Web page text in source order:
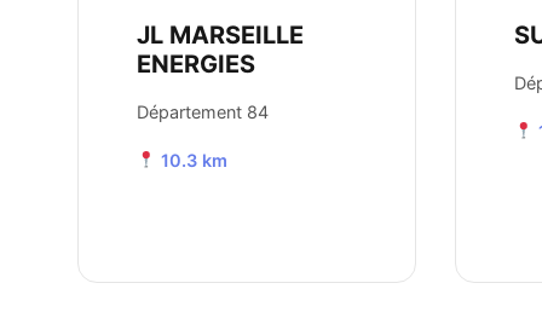
JL MARSEILLE
ENERGIES
Département 84
10.3 km